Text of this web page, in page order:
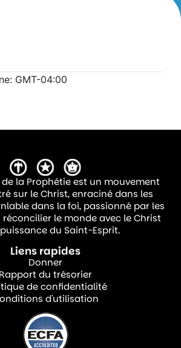
GMT-04:00
de la Prophétie est un mouvement
sur le Christ, enraciné dans les
dans la foi, passionné par les
le monde avec le Christ
du Saint-Esprit.
Liens rapides
Donner
Rapport du trésorier
de confidentialité
d'utilisation